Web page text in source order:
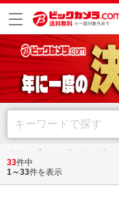
ラレンズ・メモリーカード
メンテナンス用品
33件中
1～33件を表示